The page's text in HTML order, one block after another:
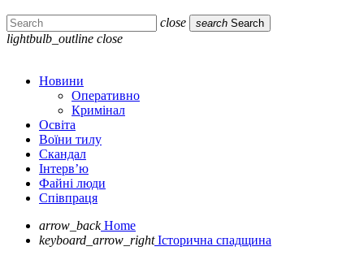
close search Search
lightbulb_outline close
Новини
Оперативно
Кримінал
Освіта
Воїни тилу
Скандал
Інтерв’ю
Файні люди
Співпраця
arrow_back Home
keyboard_arrow_right Історична спадщина